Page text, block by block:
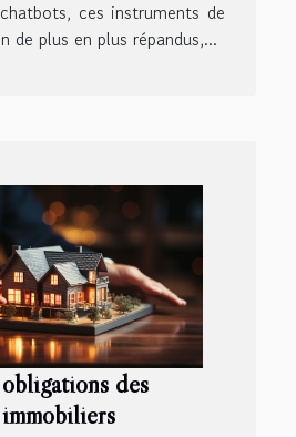
ces instruments de
de plus en plus répandus,...
des